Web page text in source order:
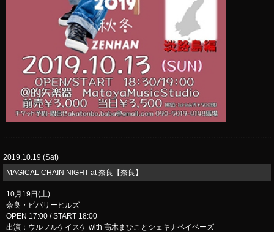
2019.10.19 (Sat)
​MAGICAL CHAIN NIGHT at 奈良【奈良】
10月19日(土)
奈良・ビバリーヒルズ
OPEN 17:00 / START 18:00
出演：ウルフルケイスケ with 高木まひことシェキナベイベーズ